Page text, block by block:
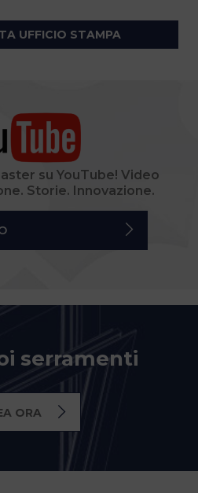
UFFICIO STAMPA
su YouTube! Video
Storie. Innovazione.
serramenti
ORA